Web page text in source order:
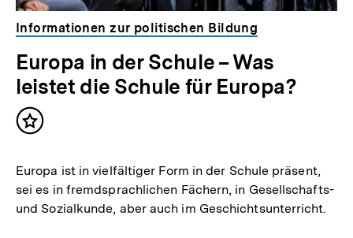
Informationen zur politischen Bildung
Europa in der Schule – Was
leistet die Schule für Europa?
Inhalt
Europa ist in vielfältiger Form in der Schule präsent,
sei es in fremdsprachlichen Fächern, in Gesellschafts-
und Sozialkunde, aber auch im Geschichtsunterricht.